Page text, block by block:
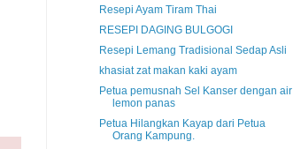
Resepi Ayam Tiram Thai
RESEPI DAGING BULGOGI
Resepi Lemang Tradisional Sedap Asli
khasiat zat makan kaki ayam
Petua pemusnah Sel Kanser dengan air
lemon panas
Petua Hilangkan Kayap dari Petua
Orang Kampung.